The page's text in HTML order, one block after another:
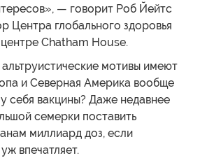
— говорит Роб Йейтс
Центра глобального здоровья
Chatham House.
мотивы имеют
и Северная Америка вообще
себя вакцины? Даже недавнее
семерки поставить
миллиард доз, если
впечатляет.